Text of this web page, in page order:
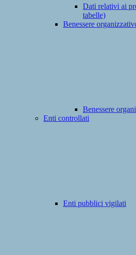
Dati relativi ai
tabelle)
Benessere
Benessere
Enti controllati
Enti pubblici vigilati